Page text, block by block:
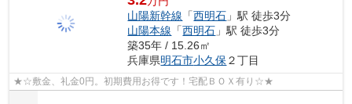
山陽新幹線 「西明石 」駅 徒歩3分
山陽本線 「西明石 」駅 徒歩3分
築35年 / 15.26㎡
兵庫県明石市小久保２丁目
★☆敷金、礼金0円。初期費用お得です！宅配ＢＯＸ有り☆★